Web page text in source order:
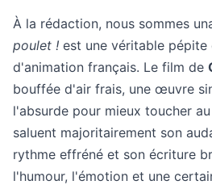
À la rédaction, nous sommes
poulet ! est une véritable pépite
d'animation français. Le film de
bouffée d'air frais, une œuvre
l'absurde pour mieux toucher
saluent majoritairement son
rythme effréné et son écriture
l'humour, l'émotion et une